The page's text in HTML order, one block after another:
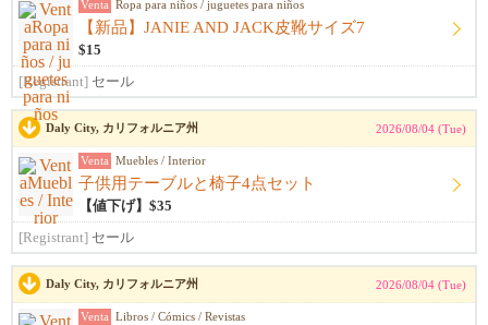
Venta Ropa para niños / juguetes para niños
【新品】JANIE AND JACK皮靴サイズ7
$15
[Registrant] セール
Daly City, カリフォルニア州 2026/08/04 (Tue)
Venta Muebles / Interior
子供用テーブルと椅子4点セット
【値下げ】$35
[Registrant] セール
Daly City, カリフォルニア州 2026/08/04 (Tue)
Venta Libros / Cómics / Revistas